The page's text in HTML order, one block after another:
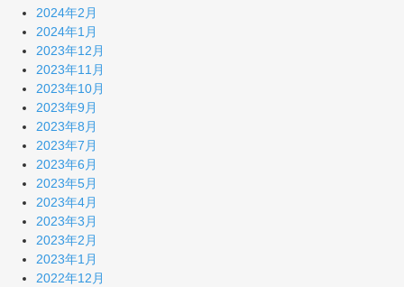
2024年2月
2024年1月
2023年12月
2023年11月
2023年10月
2023年9月
2023年8月
2023年7月
2023年6月
2023年5月
2023年4月
2023年3月
2023年2月
2023年1月
2022年12月